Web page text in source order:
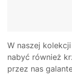
W naszej
nabyć również
przez nas